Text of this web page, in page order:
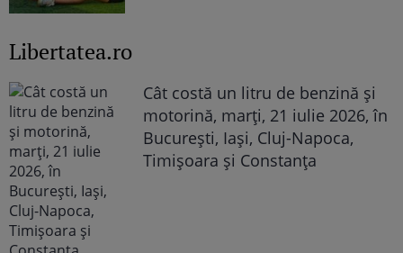
Libertatea.ro
Cât costă un litru de benzină și
motorină, marți, 21 iulie 2026, în
București, Iași, Cluj-Napoca,
Timișoara și Constanța